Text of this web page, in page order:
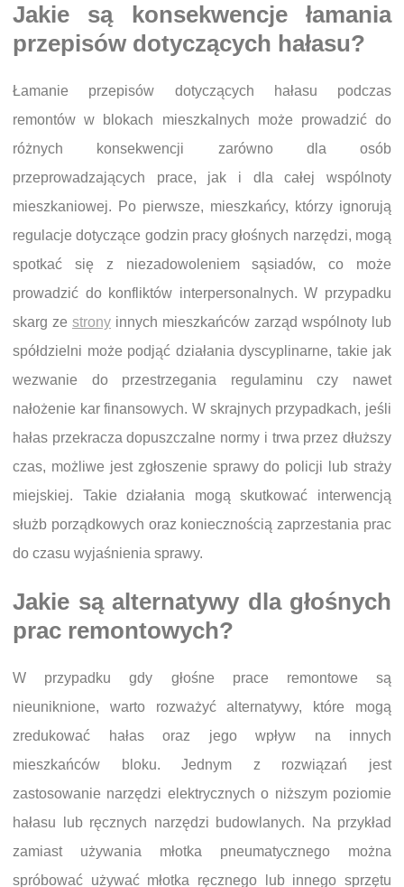
Jakie są konsekwencje łamania
przepisów dotyczących hałasu?
Łamanie przepisów dotyczących hałasu podczas
remontów w blokach mieszkalnych może prowadzić do
różnych konsekwencji zarówno dla osób
przeprowadzających prace, jak i dla całej wspólnoty
mieszkaniowej. Po pierwsze, mieszkańcy, którzy ignorują
regulacje dotyczące godzin pracy głośnych narzędzi, mogą
spotkać się z niezadowoleniem sąsiadów, co może
prowadzić do konfliktów interpersonalnych. W przypadku
skarg ze strony innych mieszkańców zarząd wspólnoty lub
spółdzielni może podjąć działania dyscyplinarne, takie jak
wezwanie do przestrzegania regulaminu czy nawet
nałożenie kar finansowych. W skrajnych przypadkach, jeśli
hałas przekracza dopuszczalne normy i trwa przez dłuższy
czas, możliwe jest zgłoszenie sprawy do policji lub straży
miejskiej. Takie działania mogą skutkować interwencją
służb porządkowych oraz koniecznością zaprzestania prac
do czasu wyjaśnienia sprawy.
Jakie są alternatywy dla głośnych
prac remontowych?
W przypadku gdy głośne prace remontowe są
nieuniknione, warto rozważyć alternatywy, które mogą
zredukować hałas oraz jego wpływ na innych
mieszkańców bloku. Jednym z rozwiązań jest
zastosowanie narzędzi elektrycznych o niższym poziomie
hałasu lub ręcznych narzędzi budowlanych. Na przykład
zamiast używania młotka pneumatycznego można
spróbować używać młotka ręcznego lub innego sprzętu